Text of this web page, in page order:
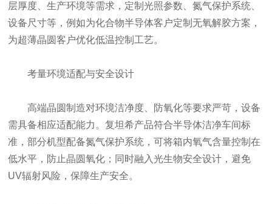
层厚度、生产环境等需求，定制光照参数、氮气保护系统、
设备尺寸等，例如为化合物半导体客户定制无氧解胶方案，
为超薄晶圆客户优化低温控制工艺。
考量环境适配与安全设计
高端晶圆制造对环境洁净度、防氧化等要求严苛，设备
需具备相应适配能力。复坦希产品符合半导体洁净车间标
准，部分机型配备氮气保护系统，可将箱内氧气含量控制在
低水平，防止晶圆氧化；同时融入光生物安全设计，避免
UV辐射风险，保障生产安全。